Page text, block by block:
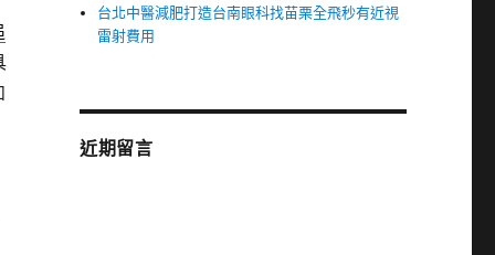
台北中醫減肥打造台南眼科找苗栗全飛秒有近視
雷射費用
近期留言